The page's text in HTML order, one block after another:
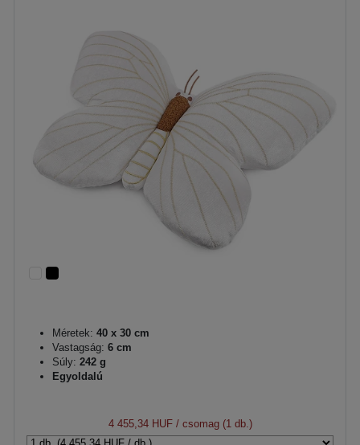
Méretek: 40 x 30 cm
Vastagság: 6 cm
Súly: 242 g
Egyoldalú
4 455,34 HUF/ csomag (1 db.)